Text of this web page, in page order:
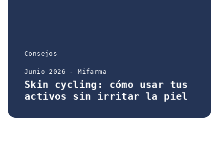
Consejos
Junio 2026 - Mifarma
Skin cycling: cómo usar tus
activos sin irritar la piel